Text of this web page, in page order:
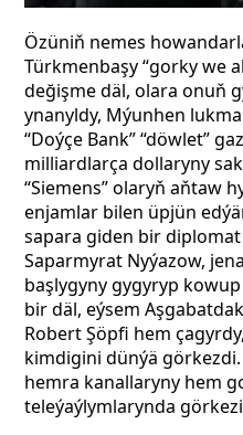
Özüniň nemes
Türkmenbaşy “gorky we
değişme däl, olara onuň
ynanyldy, Mýunhen
“Doýçe Bank” “döwlet”
milliardlarça dollaryny
“Siemens” olaryň aňtaw
enjamlar bilen üpjün
sapara giden bir
Saparmyrat Nyýazow,
başlygyny gygyryp
bir däl, eýsem
Robert Şöpfi hem
kimdigini dünýä
hemra kanallaryny hem
teleýaýlymlarynda